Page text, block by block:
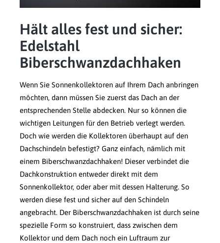
Hält alles fest und sicher:
Edelstahl
Biberschwanzdachhaken
Wenn Sie Sonnenkollektoren auf Ihrem Dach anbringen
möchten, dann müssen Sie zuerst das Dach an der
entsprechenden Stelle abdecken. Nur so können die
wichtigen Leitungen für den Betrieb verlegt werden.
Doch wie werden die Kollektoren überhaupt auf den
Dachschindeln befestigt? Ganz einfach, nämlich mit
einem Biberschwanzdachhaken! Dieser verbindet die
Dachkonstruktion entweder direkt mit dem
Sonnenkollektor, oder aber mit dessen Halterung. So
werden diese fest und sicher auf den Schindeln
angebracht. Der Biberschwanzdachhaken ist durch seine
spezielle Form so konstruiert, dass zwischen dem
Kollektor und dem Dach noch ein Luftraum zur